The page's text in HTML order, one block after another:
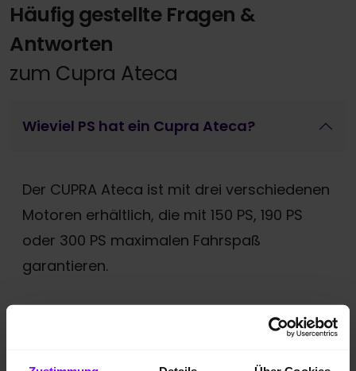
Häufig gestellte Fragen &
Antworten
zum Cupra Ateca
Wieviel PS hat ein Cupra Ateca?
Der CUPRA Ateca ist mit drei verschiedenen
Motoren erhältlich, die mit 150 PS, 190 PS
oder 300 PS maximalen Fahrspaß
garantieren.
Welche Abmessungen (Länge, Höhe,